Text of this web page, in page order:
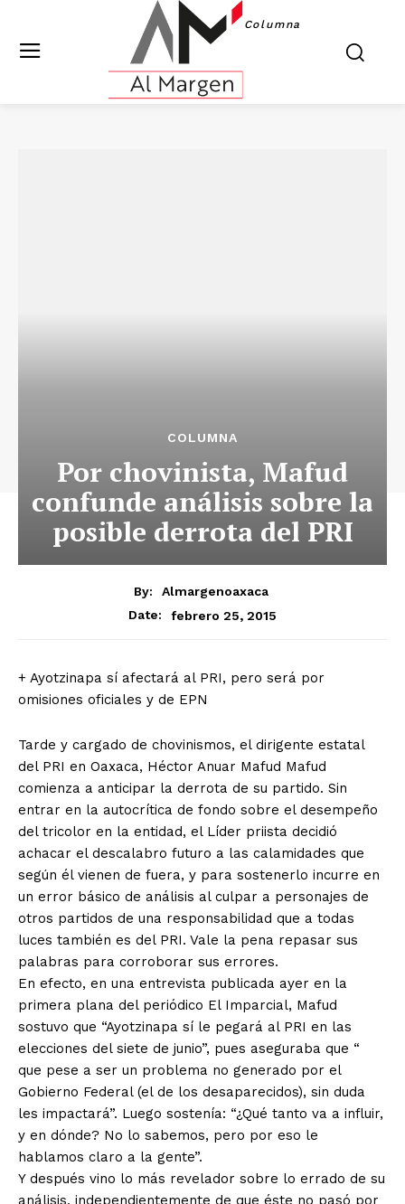
Columna
COLUMNA
Por chovinista, Mafud
confunde análisis sobre la
posible derrota del PRI
By:
Almargenoaxaca
Date:
febrero 25, 2015
+ Ayotzinapa sí afectará al PRI, pero será por
omisiones oficiales y de EPN
Tarde y cargado de chovinismos, el dirigente estatal
del PRI en Oaxaca, Héctor Anuar Mafud Mafud
comienza a anticipar la derrota de su partido. Sin
entrar en la autocrítica de fondo sobre el desempeño
del tricolor en la entidad, el Líder priista decidió
achacar el descalabro futuro a las calamidades que
según él vienen de fuera, y para sostenerlo incurre en
un error básico de análisis al culpar a personajes de
otros partidos de una responsabilidad que a todas
luces también es del PRI. Vale la pena repasar sus
palabras para corroborar sus errores.
En efecto, en una entrevista publicada ayer en la
primera plana del periódico El Imparcial, Mafud
sostuvo que “Ayotzinapa sí le pegará al PRI en las
elecciones del siete de junio”, pues aseguraba que “
que pese a ser un problema no generado por el
Gobierno Federal (el de los desaparecidos), sin duda
les impactará”. Luego sostenía: “¿Qué tanto va a influir,
y en dónde? No lo sabemos, pero por eso le
hablamos claro a la gente”.
Y después vino lo más revelador sobre lo errado de su
análisis, independientemente de que éste no pasó por